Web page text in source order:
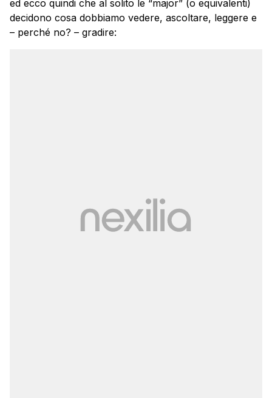
ed ecco quindi che al solito le “major” (o equivalenti)
decidono cosa dobbiamo vedere, ascoltare, leggere e
– perché no? – gradire: